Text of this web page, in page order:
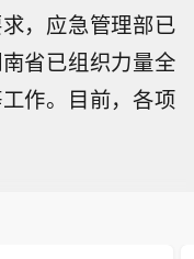
，应急管理部已
省已组织力量全
作。目前，各项